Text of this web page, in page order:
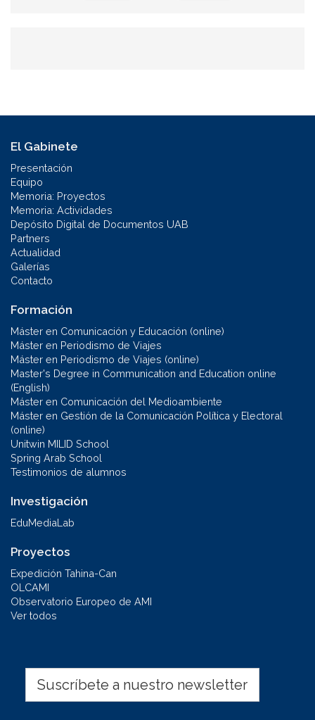
El Gabinete
Presentación
Equipo
Memoria: Proyectos
Memoria: Actividades
Depósito Digital de Documentos UAB
Partners
Actualidad
Galerías
Contacto
Formación
Máster en Comunicación y Educación (online)
Máster en Periodismo de Viajes
Máster en Periodismo de Viajes (online)
Master's Degree in Communication and Education online
(English)
Máster en Comunicación del Medioambiente
Máster en Gestión de la Comunicación Política y Electoral
(online)
Unitwin MILID School
Spring Arab School
Testimonios de alumnos
Investigación
EduMediaLab
Proyectos
Expedición Tahina-Can
OLCAMI
Observatorio Europeo de AMI
Ver todos
Suscríbete a nuestro newsletter